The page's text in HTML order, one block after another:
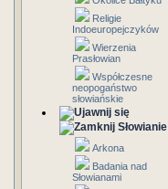
Religie
Indoeuropejczyków
Wierzenia
Prasłowian
Współczesne
neopogaństwo
słowiańskie
Słowianie
Arkona
Badania nad
Słowianami